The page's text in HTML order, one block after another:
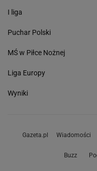
I liga
Puchar Polski
MŚ w Piłce Nożnej
Liga Europy
Wyniki
Gazeta.pl Wiadomości
Buzz